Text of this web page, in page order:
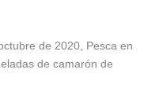
de 2020, Pesca en
de camarón de